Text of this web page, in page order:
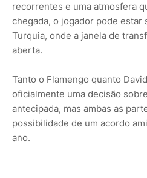
recorrentes e uma atmosfera
chegada, o jogador pode estar
Turquia, onde a janela de
aberta.
Tanto o Flamengo quanto
oficialmente uma decisão
antecipada, mas ambas as
possibilidade de um acordo
ano.